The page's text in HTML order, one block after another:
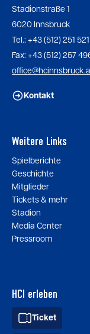
Stadionstraße 1
6020 Innsbruck
Tel.: +43 (512) 251 521
Fax: +43 (512) 257
Kontakt
Weitere Links
Spielberichte
Geschichte
Mitglieder
Tickets & mehr
Stadion
Media Center
Pressroom
HCI erleben
Ticket